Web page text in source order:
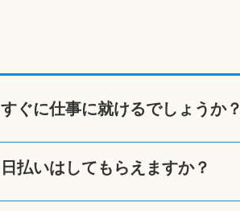
すぐに仕事に就けるでしょうか？
日払いはしてもらえますか？